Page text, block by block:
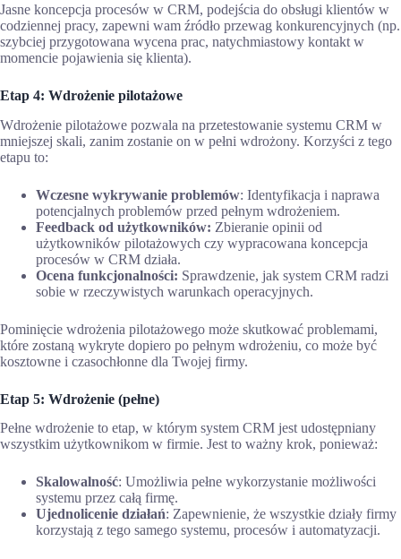
Jasne koncepcja procesów w CRM, podejścia do obsługi klientów w
codziennej pracy, zapewni wam źródło przewag konkurencyjnych (np.
szybciej przygotowana wycena prac, natychmiastowy kontakt w
momencie pojawienia się klienta).
Etap 4: Wdrożenie pilotażowe
Wdrożenie pilotażowe pozwala na przetestowanie systemu CRM w
mniejszej skali, zanim zostanie on w pełni wdrożony. Korzyści z tego
etapu to:
Wczesne wykrywanie problemów: Identyfikacja i naprawa
potencjalnych problemów przed pełnym wdrożeniem.
Feedback od użytkowników: Zbieranie opinii od
użytkowników pilotażowych czy wypracowana koncepcja
procesów w CRM działa.
Ocena funkcjonalności: Sprawdzenie, jak system CRM radzi
sobie w rzeczywistych warunkach operacyjnych.
Pominięcie wdrożenia pilotażowego może skutkować problemami,
które zostaną wykryte dopiero po pełnym wdrożeniu, co może być
kosztowne i czasochłonne dla Twojej firmy.
Etap 5: Wdrożenie (pełne)
Pełne wdrożenie to etap, w którym system CRM jest udostępniany
wszystkim użytkownikom w firmie. Jest to ważny krok, ponieważ:
Skalowalność: Umożliwia pełne wykorzystanie możliwości
systemu przez całą firmę.
Ujednolicenie działań: Zapewnienie, że wszystkie działy firmy
korzystają z tego samego systemu, procesów i automatyzacji.